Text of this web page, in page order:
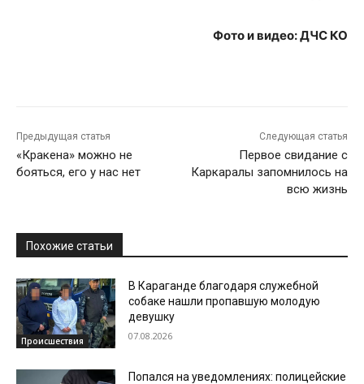
Фото и видео: ДЧС КО
Предыдущая статья
«Кракена» можно не
бояться, его у нас нет
Следующая статья
Первое свидание с
Каркаралы запомнилось на
всю жизнь
Похожие статьи
Происшествия
В Караганде благодаря служебной
собаке нашли пропавшую молодую
девушку
07.08.2026
Попался на уведомлениях: полицейские